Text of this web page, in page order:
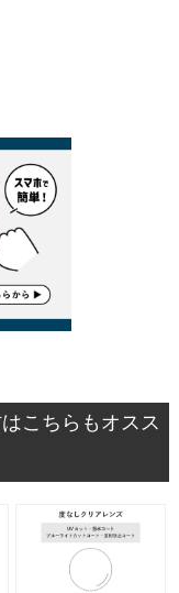
こちらもオスス